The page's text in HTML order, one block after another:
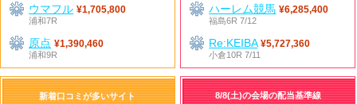
ウマフル ¥1,705,800
浦和7R
原点 ¥1,390,460
浦和9R
ハーレム競馬 ¥6,285,400
福島6R 7/12
Re:KEIBA ¥5,727,360
小倉10R 7/11
新着口コミが多いサイト 8/8(土)の会場の配当基準線